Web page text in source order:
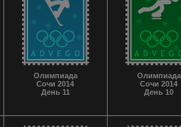
Олимпиада
Сочи 2014
День 11
Олимпиада
Сочи 2014
День 10